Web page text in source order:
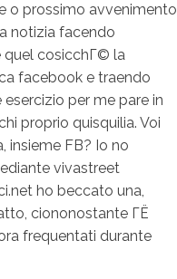
o prossimo avvenimento
notizia facendo
quel cosicchГ© la
facebook e traendo
per me pare in
proprio quisquilia. Voi
insieme FB? Io no
vivastreet
ho beccato una,
ciononostante ГЁ
frequentati durante